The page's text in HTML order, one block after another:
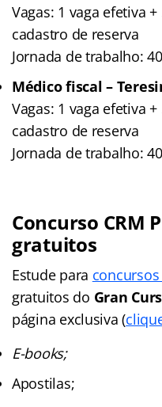
Vagas: 1 vaga efetiva
cadastro de reserva
Jornada de trabalho:
Médico fiscal –
Vagas: 1 vaga efetiva
cadastro de reserva
Jornada de trabalho:
Concurso CRM
gratuitos
Estude para
gratuitos do Gran
página exclusiva (
E-books;
Apostilas;